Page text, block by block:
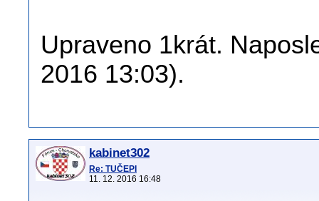
Upraveno 1krát.
2016 13:03).
kabinet302
Re: TUČEPI
11. 12. 2016 16:48